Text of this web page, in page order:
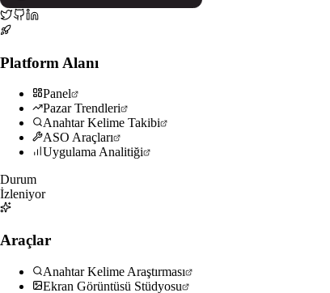
Platform Alanı
Panel
Pazar Trendleri
Anahtar Kelime Takibi
ASO Araçları
Uygulama Analitiği
Durum
İzleniyor
Araçlar
Anahtar Kelime Araştırması
Ekran Görüntüsü Stüdyosu